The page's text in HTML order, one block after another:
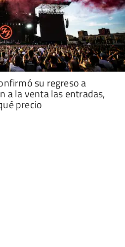
su regreso a
a la venta las entradas,
precio